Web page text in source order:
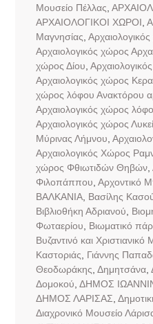
Μουσείο Πέλλας
ΑΡΧΑΙΟΛΟΓΙΚΟΙ ΧΩΡΟΙ
Μαγνησίας
Αρχαιολογικός χώρος
χώρος Δίου
Αρχαιολογικός χώρος
χώρος λόφου Ανακτόρου
Αρχαιολογικός χώρος
Αρχαιολογικός χώρος
Μύρινας Λήμνου
Αρχαιολογικός Χώρος
χώρος Φθιωτιδών Θηβών,
Φιλοπάππου Αρχοντικό
ΒΑΛΚΑΝΙΑ, Βασίλης
Βιβλιοθήκη Αδριανού
Φωταερίου
Βιωματικό
Βυζαντινό και Χριστιανικό
Καστοριάς
Γιάννης
Θεοδωράκης Δημητσάνα,
Δομοκού ΔΗΜΟΣ
ΔΗΜΟΣ ΛΑΡΙΣΑΣ
Διαχρονικό Μουσείο